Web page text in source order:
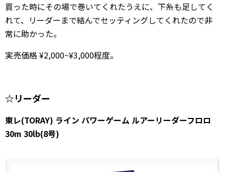
買った時にその場で巻いてくれたうえに、下糸も足してく
れて、リーダーまで結んでセッティングしてくれたので非
常に助かった。
実売価格 ¥2,000~¥3,000程度。
☆リーダー
東レ(TORAY) ライン パワーゲーム ルアーリーダーフロロ
30m 30lb(8号)